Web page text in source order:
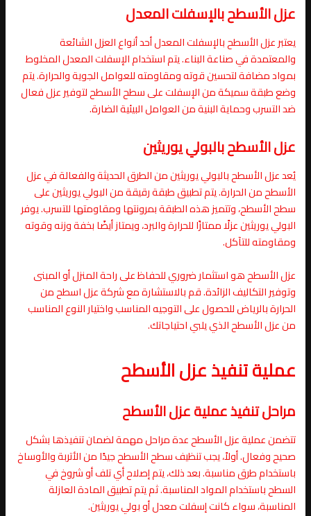
عزل الأسطح بالإسفلت المعدل
يعتبر عزل الأسطح بالإسفلت المعدل أحد أنواع العزل الشائعة
والمعتمدة في صناعة البناء. يتم استخدام الإسفلت المعدل المخلوط
بمواد مضافة لتحسين قوته ومقاومته للعوامل الجوية والحرارة. يتم
وضع طبقة سميكة من الإسفلت على سطح الأسطح لتوفير عزل فعال
ضد التسرب وحماية البنية من العوامل البيئية الضارة.
عزل الأسطح بالبولي يوريثين
يُعد عزل الأسطح بالبولي يوريثين من الطرق الحديثة والفعالة في عزل
الأسطح من الحرارة. يتم تطبيق طبقة رقيقة من البولي يوريثين على
سطح الأسطح، وتتميز هذه الطبقة بمرونتها ومقاومتها للتسرب. يوفر
البولي يوريثين عزلًا ممتازًا للحرارة والبرد، ويمتاز أيضًا بخفة وزنه وقوته
ومقاومته للتآكل.
عزل الأسطح هو استثمار ضروري للحفاظ على راحة المنزل أو المبنى
وتوفير التكاليف الزائدة. قم بالاستشارة مع شركة عزل اسطح من
الحرارة بالرياض للحصول على التوجيه المناسب واختيار النوع المناسب
من عزل الأسطح الذي يلبي احتياجاتك.
عملية تنفيذ عزل الأسطح
مراحل تنفيذ عملية عزل الأسطح
تتضمن عملية عزل الأسطح عدة مراحل مهمة لضمان تنفيذها بشكل
صحيح وفعال. أولاً، يجب تنظيف سطح الأسطح جيدًا من الأتربة والأوساخ
باستخدام طرق مناسبة. بعد ذلك، يتم إصلاح أي تلف أو شروخ في
السطح باستخدام المواد المناسبة. ثم يتم تطبيق المادة العازلة
المناسبة، سواء كانت إسفلت معدل أو بولي يوريثين.